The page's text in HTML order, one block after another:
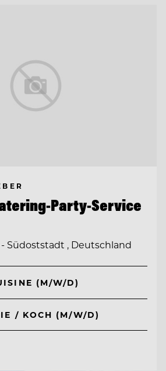
Party-Service
Südoststadt , Deutschland
(M/W/D)
/ KOCH (M/W/D)